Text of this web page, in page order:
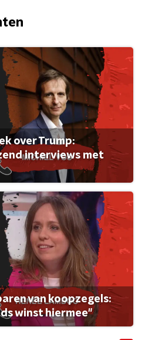
over Trump:
interviews met
van koopzegels:
winst hiermee"